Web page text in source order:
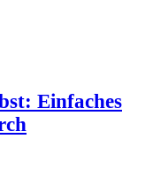
Einfaches